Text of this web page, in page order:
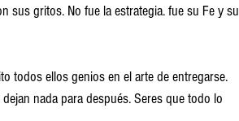
sus gritos. No fue la estrategia. fue su Fe y su
todos ellos genios en el arte de entregarse.
nada para después. Seres que todo lo